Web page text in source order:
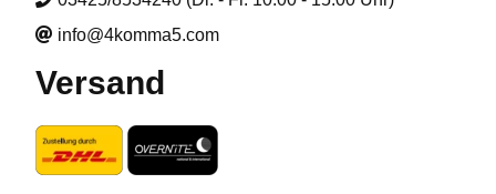
info@4komma5.com
Versand